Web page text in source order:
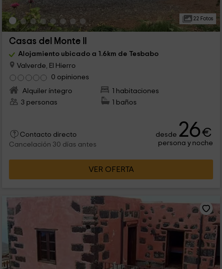
22 Fotos
Casas del Monte II
Alojamiento ubicado a 1.6km de Tesbabo
Valverde, El Hierro
0 opiniones
Alquiler íntegro
1 habitaciones
3 personas
1 baños
Contacto directo
Cancelación 30 días antes
desde 26€
persona y noche
VER OFERTA